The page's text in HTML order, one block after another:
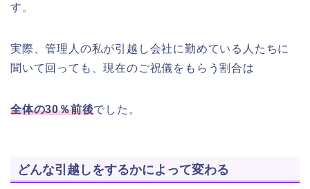
す。
実際、管理人の私が引越し会社に勤めている人たちに
聞いて回っても、現在のご祝儀をもらう割合は
全体の30％前後でした。
どんな引越しをするかによって変わる